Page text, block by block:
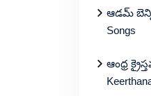
ఆడమ్
Songs
ఆంధ్ర